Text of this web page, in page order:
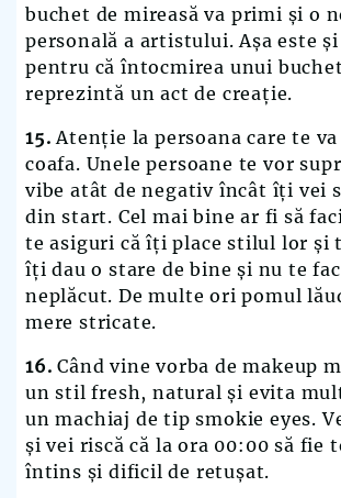
buchet de mireasă va primi și o
personală a artistului. Așa este
pentru că întocmirea unui
reprezintă un act de creație.
15. Atenție la persoana care te
coafa. Unele persoane te vor
vibe atât de negativ încât îți vei
din start. Cel mai bine ar fi să
te asiguri că îți place stilul lor și
îți dau o stare de bine și nu te
neplăcut. De multe ori pomul
mere stricate.
16. Când vine vorba de makeup
un stil fresh, natural și evita
un machiaj de tip smokie eyes.
și vei riscă că la ora 00:00 să fie
întins și dificil de retușat.